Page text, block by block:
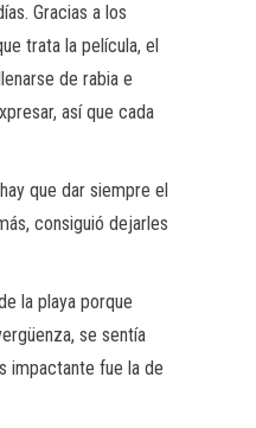
Gracias a los
trata la película, el
de rabia e
así que cada
que dar siempre el
consiguió dejarles
la playa porque
se sentía
impactante fue la de